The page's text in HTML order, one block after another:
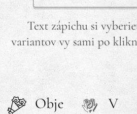
Text zápichu si
variantov vy sami po
Obje
V